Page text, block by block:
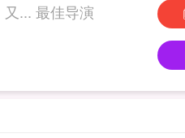
打击，因为被人诬陷而遭到南加大开除。但是上帝对王扬关闭一扇窗的同时，又... 最佳导演